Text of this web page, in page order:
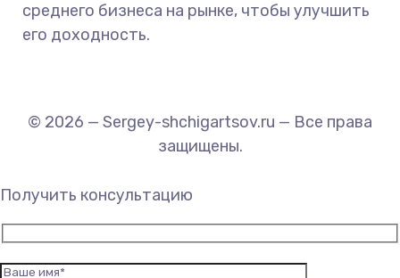
среднего бизнеса на рынке, чтобы улучшить
его доходность.
© 2026 — Sergey-shchigartsov.ru — Все права
защищены.
Получить консультацию